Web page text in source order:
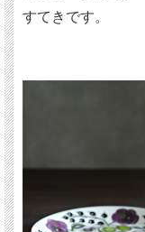
すてきです。